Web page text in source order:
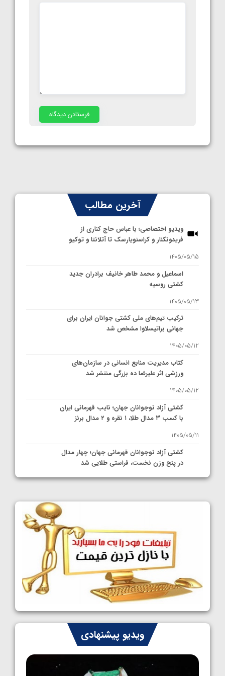
آخرین مطالب
ویدیو اختصاصی؛ با عباس حاج کناری از
فریدونکنار و کراسنویارسک تا آتلانتا و توکیو
1405/05/15
اسماعیل و محمد طاهر خانیف برادران جدید
کشتی روسیه
1405/05/13
ترکیب تیم‌های ملی کشتی جوانان ایران برای
جهانی براتیسلاوا مشخص شد
1405/05/12
کتاب مدیریت منابع انسانی در سازمان‌های
ورزشی اثر علیرضا ده بزرگی منتشر شد
1405/05/12
کشتی آزاد نوجوانان جهان؛ نایب قهرمانی ایران
با کسب ۳ مدال طلا، ۱ نقره و ۲ مدال برنز
1405/05/11
کشتی آزاد نوجوانان قهرمانی جهان؛ چهار مدال
در پنج وزن نخست، فراستی طلایی شد
1405/05/11
کشتی آزاد نوجوانان جهان؛ رقبای نمایندگان
ایران مشخص شدند
1405/05/08
کشتی فرنگی نوجوانان جهان؛ سکوی تیمی
سوم برای ایران
1405/05/07
ایران چشم به راه چهار مدال در پنج وزن دوم
کشتی فرنگی نوجوانان جهان
1405/05/06
ویدیو پیشنهادی